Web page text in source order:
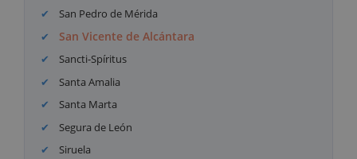
San Pedro de Mérida
San Vicente de Alcántara
Sancti-Spíritus
Santa Amalia
Santa Marta
Segura de León
Siruela